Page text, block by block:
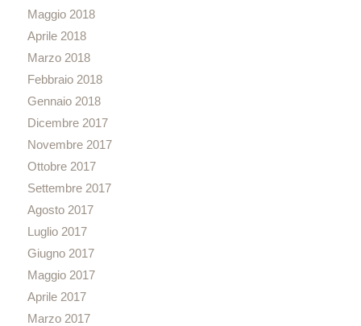
Maggio 2018
Aprile 2018
Marzo 2018
Febbraio 2018
Gennaio 2018
Dicembre 2017
Novembre 2017
Ottobre 2017
Settembre 2017
Agosto 2017
Luglio 2017
Giugno 2017
Maggio 2017
Aprile 2017
Marzo 2017